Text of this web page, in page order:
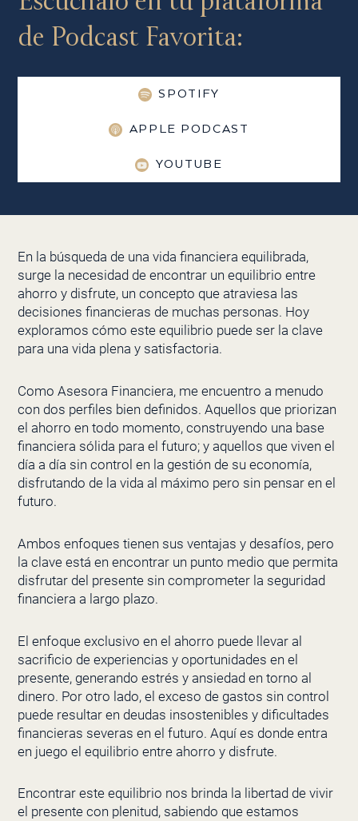
de Podcast Favorita:
SPOTIFY
APPLE PODCAST
YOUTUBE
En la búsqueda de una vida financiera equilibrada,
surge la necesidad de encontrar un equilibrio entre
ahorro y disfrute, un concepto que atraviesa las
decisiones financieras de muchas personas. Hoy
exploramos cómo este equilibrio puede ser la clave
para una vida plena y satisfactoria.
Como Asesora Financiera, me encuentro a menudo
con dos perfiles bien definidos. Aquellos que priorizan
el ahorro en todo momento, construyendo una base
financiera sólida para el futuro; y aquellos que viven el
día a día sin control en la gestión de su economía,
disfrutando de la vida al máximo pero sin pensar en el
futuro.
Ambos enfoques tienen sus ventajas y desafíos, pero
la clave está en encontrar un punto medio que permita
disfrutar del presente sin comprometer la seguridad
financiera a largo plazo.
El enfoque exclusivo en el ahorro puede llevar al
sacrificio de experiencias y oportunidades en el
presente, generando estrés y ansiedad en torno al
dinero. Por otro lado, el exceso de gastos sin control
puede resultar en deudas insostenibles y dificultades
financieras severas en el futuro. Aquí es donde entra
en juego el equilibrio entre ahorro y disfrute.
Encontrar este equilibrio nos brinda la libertad de vivir
el presente con plenitud, sabiendo que estamos